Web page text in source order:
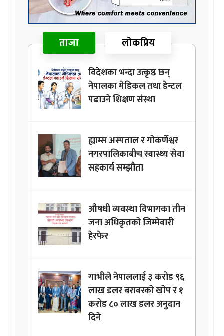
ताजा लोकप्रिय
विदेशका भन्दा उत्कृष्ठ छन्
नेपालका मेडिकल तथा डेन्टल
पढाउने शिक्षण संस्था
ह्याम्स अस्पताल र गोकर्णेश्वर
नगरपालिकाबीच स्वास्थ्य सेवा
सहकार्य सम्झौता
औषधी व्यवस्था विभागका तीन
जना अधिकृतको जिम्मेबारी
हेरफेर
गाभीले नेपाललाई ३ करोड ९६
लाख डलर बराबरको खोप र १
करोड ८० लाख डलर अनुदान
दिने